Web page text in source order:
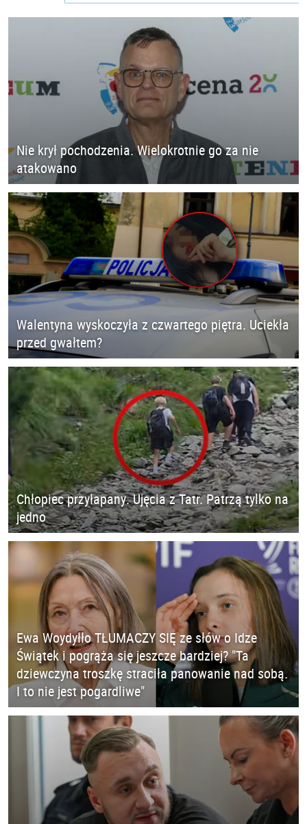
Nie krył pochodzenia. Wielokrotnie go za nie
atakowano
Walentyna wyskoczyła z czwartego piętra. Uciekła
przed gwałtem?
Chłopiec przyłapany. Ujęcia z Tatr. Patrzą tylko na
jedno
Ewa Woydyłło TŁUMACZY SIĘ ze słów o Idze
Świątek i pogrąża się jeszcze bardziej? "Ta
dziewczyna troszkę straciła panowanie nad sobą.
I to nie jest pogardliwe"